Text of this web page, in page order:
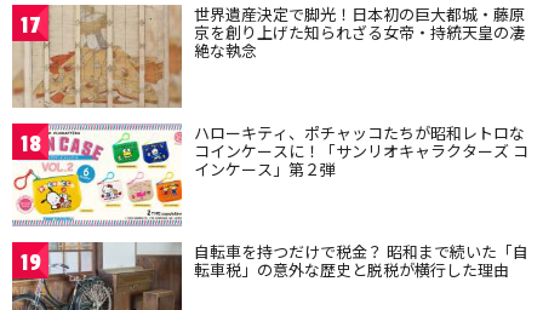
17 世界遺産決定で脚光！日本初の巨大都城・藤原
京を創り上げた知られざる女帝・持統天皇の凄
絶な執念
18 ハローキティ、ポチャッコたちが昭和レトロな
コインケースに！「サンリオキャラクターズ コ
インケース」第２弾
19 自転車を持つだけで税金？ 昭和まで続いた「自
転車税」の意外な歴史と脱税が横行した理由